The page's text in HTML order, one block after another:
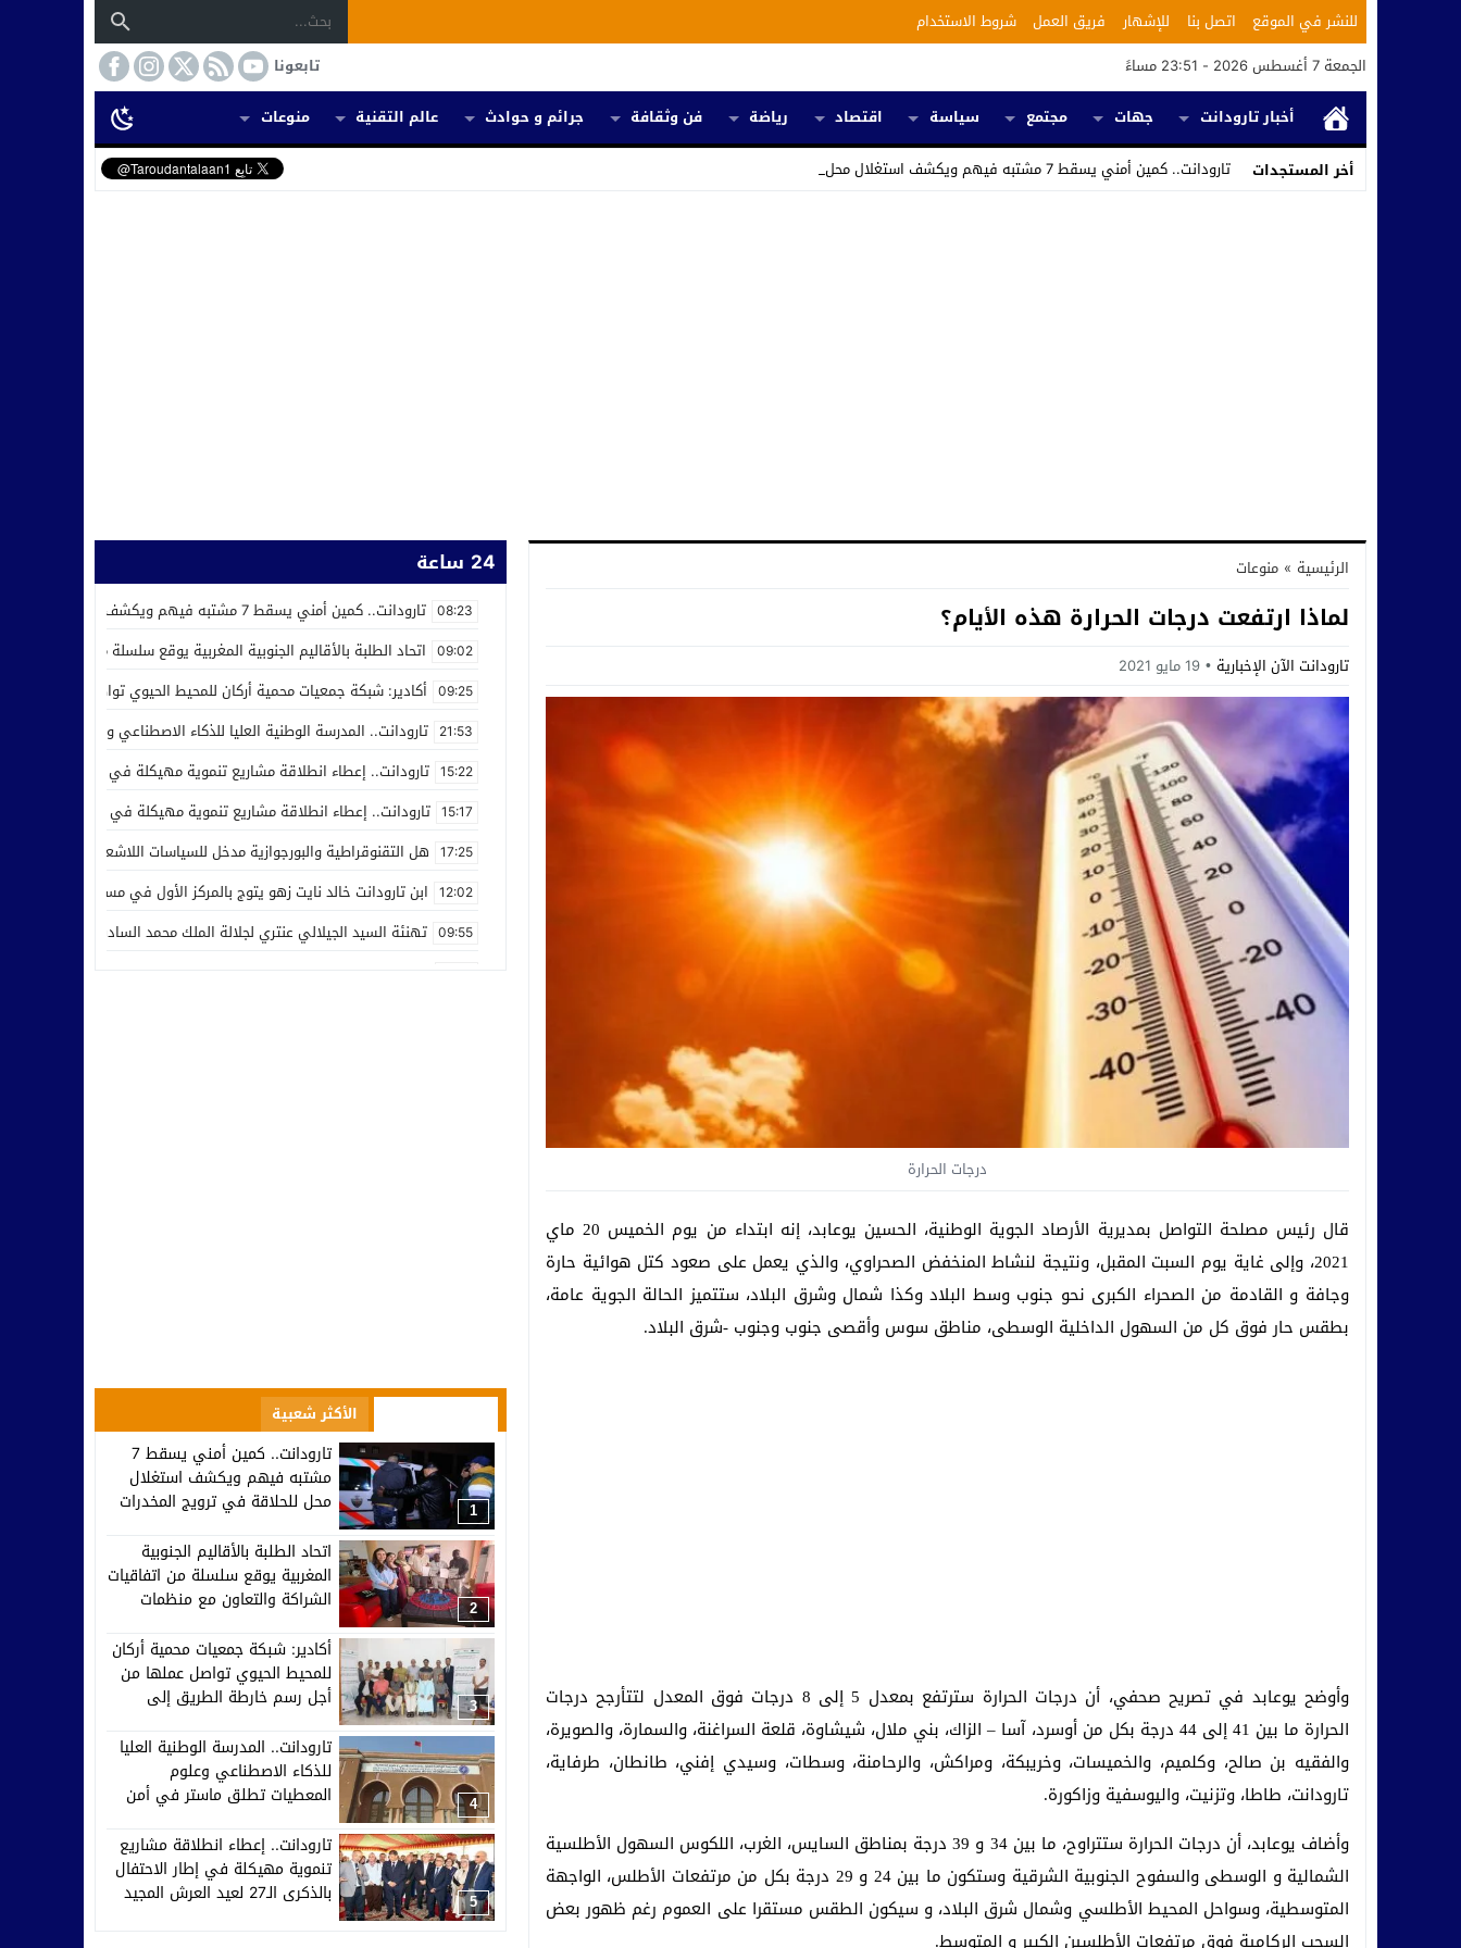
للنشر في الموقع اتصل بنا للإشهار فريق العمل
شروط الاستخدام
الجمعة 7 أغسطس 2026 - 23:51 مساءً
تابعونا
أخبار تارودانت
جهات مجتمع سياسة اقتصاد رياضة فن وثقافة جرائم و حوادث عالم التقنية
منوعات
أخر المستجدات
تارودانت.. كمين أمني يسقط 7 مشتبه فيهم ويكشف استغلال محل للحلاقة في تر_
الرئيسية » منوعات
لماذا ارتفعت درجات الحرارة هذه الأيام؟
تارودانت الآن الإخبارية 19 مايو 2021
درجات الحرارة
قال رئيس مصلحة التواصل بمديرية الأرصاد الجوية الوطنية، الحسين يوعابد، إنه ابتداء من يوم الخميس 20 ماي
2021، وإلى غاية يوم السبت المقبل، ونتيجة لنشاط المنخفض الصحراوي، والذي يعمل على صعود كتل هوائية حارة
وجافة و القادمة من الصحراء الكبرى نحو جنوب وسط البلاد وكذا شمال وشرق البلاد، ستتميز الحالة الجوية عامة،
بطقس حار فوق كل من السهول الداخلية الوسطى، مناطق سوس وأقصى جنوب وجنوب -شرق البلاد.
وأوضح يوعابد في تصريح صحفي، أن درجات الحرارة سترتفع بمعدل 5 إلى 8 درجات فوق المعدل لتتأرجح درجات
الحرارة ما بين 41 إلى 44 درجة بكل من أوسرد، آسا – الزاك، بني ملال، شيشاوة، قلعة السراغنة، والسمارة، والصويرة،
والفقيه بن صالح، وكلميم، والخميسات، وخريبكة، ومراكش، والرحامنة، وسطات، وسيدي إفني، طانطان، طرفاية،
تارودانت، طاطا، وتزنيت، واليوسفية وزاكورة.
وأضاف يوعابد، أن درجات الحرارة ستتراوح، ما بين 34 و 39 درجة بمناطق السايس، الغرب، اللكوس السهول الأطلسية
الشمالية و الوسطى والسفوح الجنوبية الشرقية وستكون ما بين 24 و 29 درجة بكل من مرتفعات الأطلس، الواجهة
المتوسطية، وسواحل المحيط الأطلسي وشمال شرق البلاد، و سيكون الطقس مستقرا على العموم رغم ظهور بعض
السحب الركامية فوق مرتفعات الأطلسين الكبير و المتوسط.
24 ساعة
08:23 تارودانت.. كمين أمني يسقط 7 مشتبه فيهم ويكشف استغلال محل للحلاقة في ترويج المخدرات
09:02 اتحاد الطلبة بالأقاليم الجنوبية المغربية يوقع سلسلة من اتفاقيات
09:25 أكادير: شبكة جمعيات محمية أركان للمحيط الحيوي تواصل عملها من أجل
21:53 تارودانت.. المدرسة الوطنية العليا للذكاء الاصطناعي وعلوم
15:22 تارودانت.. إعطاء انطلاقة مشاريع تنموية مهيكلة في إطار الاحتفال بالذكرى الـ27 لعيد
15:17 تارودانت.. إعطاء انطلاقة مشاريع تنموية مهيكلة في إطار الاحتفال بالذكرى الـ27 لعيد
17:25 هل التقنوقراطية والبورجوازية مدخل للسياسات اللاشعبية
12:02 ابن تارودانت خالد نايت زهو يتوج بالمركز الأول في مسابقة “Creative Cup” بالولايات المتحدة
09:55 تهنئة السيد الجيلالي عنتري لجلالة الملك محمد السادس بمناسبة عيد
الأكثر شعبية
1
تارودانت.. كمين أمني يسقط 7
مشتبه فيهم ويكشف استغلال
محل للحلاقة في ترويج المخدرات
2
اتحاد الطلبة بالأقاليم الجنوبية
المغربية يوقع سلسلة من اتفاقيات
الشراكة والتعاون مع منظمات
3
أكادير: شبكة جمعيات محمية أركان
للمحيط الحيوي تواصل عملها من
أجل رسم خارطة الطريق إلى
4
تارودانت.. المدرسة الوطنية العليا
للذكاء الاصطناعي وعلوم
المعطيات تطلق ماستر في أمن
5
تارودانت.. إعطاء انطلاقة مشاريع
تنموية مهيكلة في إطار الاحتفال
بالذكرى الـ27 لعيد العرش المجيد